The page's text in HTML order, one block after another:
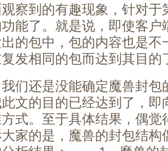
察到的有趣现象，针对
能了。就是说，即使客户
的包中，包的内容也是不
发相同的包而达到其目的
们还是没能确定魔兽封包
文的目的已经达到了，即
式。至于具体结果，偶觉
家的是，魔兽的封包结构